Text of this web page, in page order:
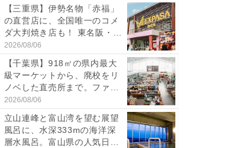
【三重県】伊勢名物「赤福」
の直営店に、全国唯一のコメ
ダ大判焼き店も！ 東名阪・
伊...
2026/08/06
【千葉県】918㎡の県内最大
級マーケットから、廃校をリ
ノベした直売所まで。ファ
ー...
2026/08/06
立山連峰と富山湾を望む展望
風呂に、水深333mの海洋深
層水風呂。富山県の人気日